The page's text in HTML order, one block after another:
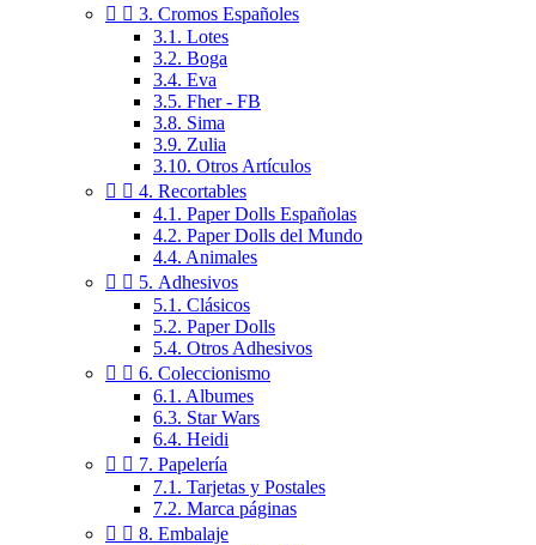
  3. Cromos Españoles
3.1. Lotes
3.2. Boga
3.4. Eva
3.5. Fher - FB
3.8. Sima
3.9. Zulia
3.10. Otros Artículos
  4. Recortables
4.1. Paper Dolls Españolas
4.2. Paper Dolls del Mundo
4.4. Animales
  5. Adhesivos
5.1. Clásicos
5.2. Paper Dolls
5.4. Otros Adhesivos
  6. Coleccionismo
6.1. Albumes
6.3. Star Wars
6.4. Heidi
  7. Papelería
7.1. Tarjetas y Postales
7.2. Marca páginas
  8. Embalaje